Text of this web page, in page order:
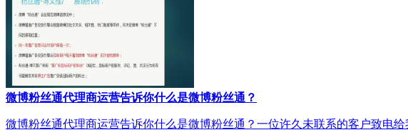
微博粉丝通代理商运营告诉你什么是微博粉丝通？
微博粉丝通代理商运营告诉你什么是微博粉丝通？一位许久未联系的客户致电